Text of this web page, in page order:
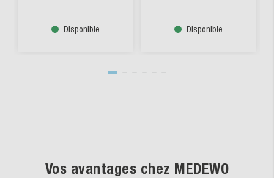
Disponible Disponible
Vos avantages chez MEDEWO